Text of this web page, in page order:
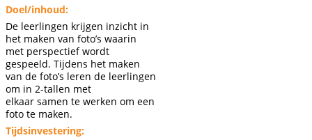
Doel/inhoud:
De leerlingen krijgen inzicht in
het maken van foto’s waarin
met perspectief wordt
gespeeld. Tijdens het maken
van de foto’s leren de leerlingen
om in 2-tallen met
elkaar samen te werken om een
foto te maken.
Tijdsinvestering: